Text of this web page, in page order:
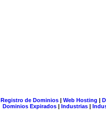
Registro de Dominios| Web Hosting |
Dominios Expirados | Industrias |